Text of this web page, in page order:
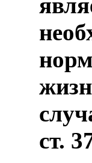
ст.